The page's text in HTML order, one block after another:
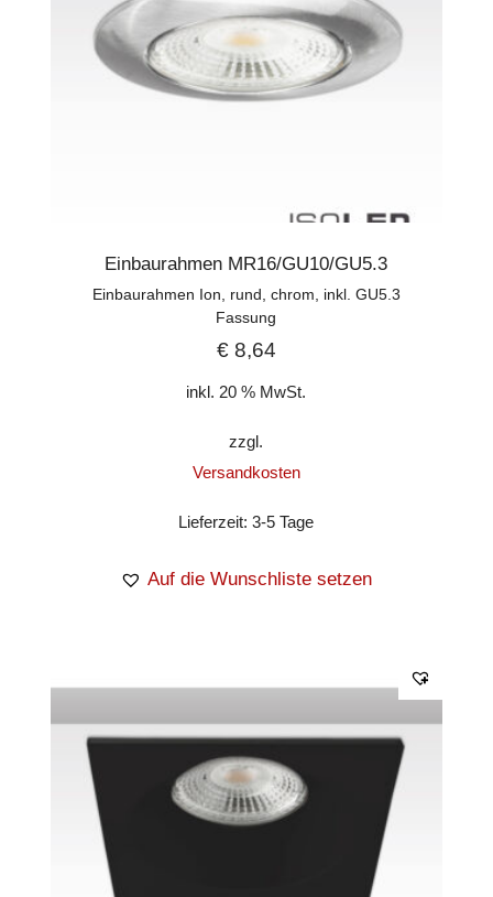
Einbaurahmen MR16/GU10/GU5.3
Einbaurahmen Ion, rund, chrom, inkl. GU5.3
Fassung
€8,64
inkl. 20 % MwSt.
zzgl.
Versandkosten
Lieferzeit:3-5 Tage
Auf die Wunschliste setzen